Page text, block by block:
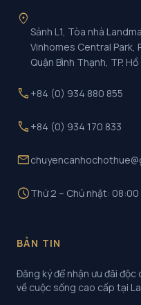
location_on
Sảnh L1, Tòa nhà
Vinhomes Central Park,
Quận Bình Thạnh, TP.
call +84 (0) 934 880 855
call +84 (0) 934 170 833
mail
scheduleThứ 2 – Chủ nhật:
BẢN TIN
Đăng ký để nhận ưu đãi
về cuộc sống cao cấp tại